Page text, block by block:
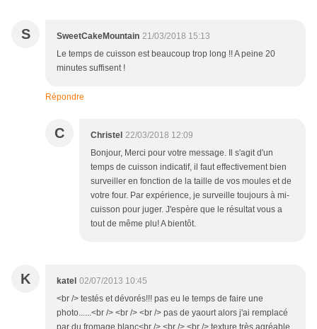
S SweetCakeMountain 21/03/2018 15:13
Le temps de cuisson est beaucoup trop long !! A peine 20
minutes suffisent !
Répondre
C Christel 22/03/2018 12:09
Bonjour, Merci pour votre message. Il s'agit d'un
temps de cuisson indicatif, il faut effectivement bien
surveiller en fonction de la taille de vos moules et de
votre four. Par expérience, je surveille toujours à mi-
cuisson pour juger. J'espère que le résultat vous a
tout de même plu! A bientôt.
K katel 02/07/2013 10:45
<br /> testés et dévorés!!! pas eu le temps de faire une
photo......<br /> <br /> <br /> pas de yaourt alors j'ai remplacé
par du fromage blanc<br /> <br /> <br /> texture très agréable,